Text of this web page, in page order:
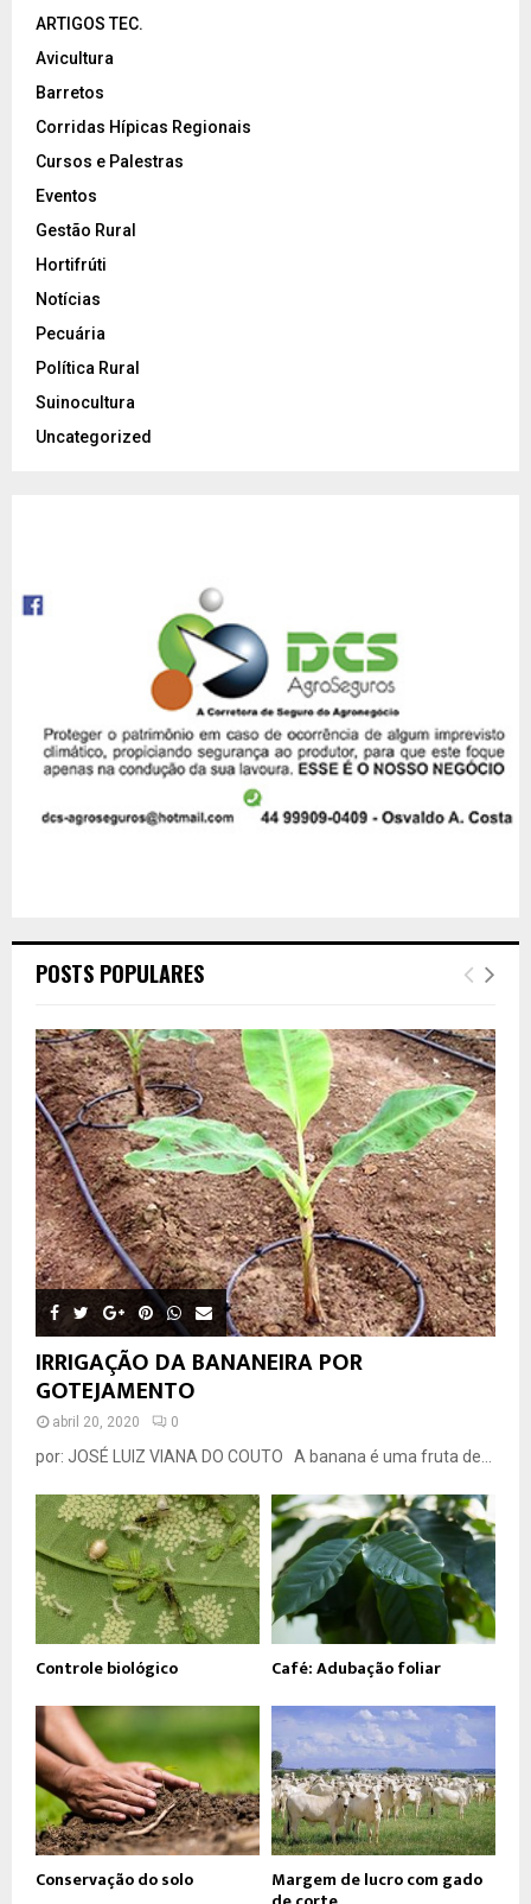
ARTIGOS TEC.
Avicultura
Barretos
Corridas Hípicas Regionais
Cursos e Palestras
Eventos
Gestão Rural
Hortifrúti
Notícias
Pecuária
Política Rural
Suinocultura
Uncategorized
POSTS POPULARES
IRRIGAÇÃO DA BANANEIRA POR
GOTEJAMENTO
abril 20, 2020 0
por: JOSÉ LUIZ VIANA DO COUTO A banana é uma fruta de...
Controle biológico Café: Adubação foliar
Conservação do solo Margem de lucro com gado